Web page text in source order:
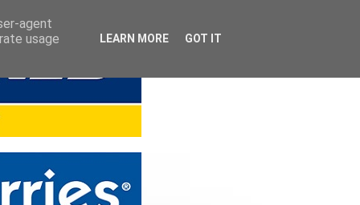
agent
usage
LEARN MORE GOT IT